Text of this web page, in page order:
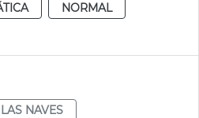
NORMAL
LAS NAVES